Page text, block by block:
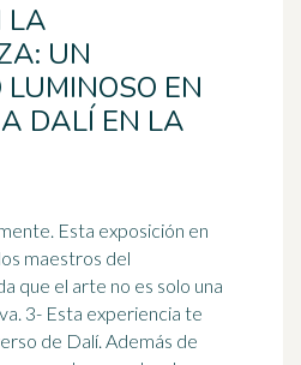
LA
UN
LUMINOSO EN
DALÍ EN LA
Esta exposición en
maestros del
que el arte no es solo una
3- Esta experiencia te
de Dalí. Además de